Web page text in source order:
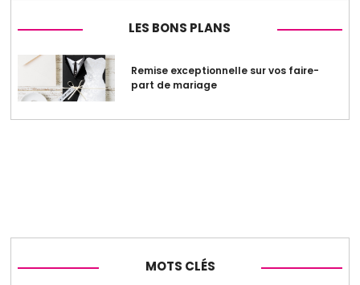
LES BONS PLANS
Remise exceptionnelle sur vos faire-
part de mariage
MOTS CLÉS